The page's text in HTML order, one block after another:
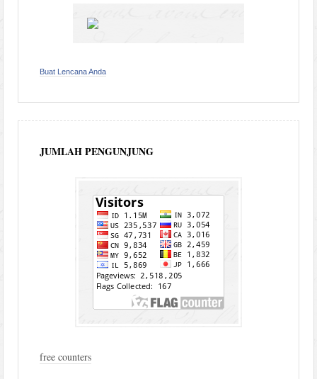
Buat Lencana Anda
JUMLAH PENGUNJUNG
free counters